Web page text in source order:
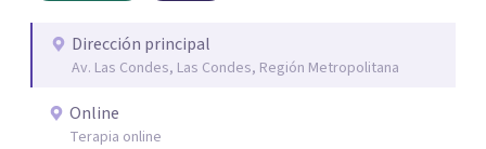
personas puedan sentirse escuchadas y apoyadas, en su
camino hacia la sanación y transformación de sus heridas
Dirección principal
Av. Las Condes, Las Condes, Región Metropolitana
Online
Terapia online